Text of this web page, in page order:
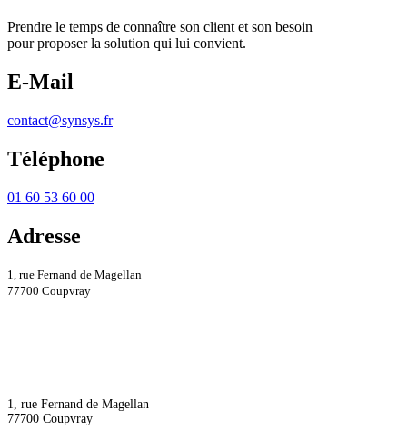
Prendre le temps de connaître son client et son besoin
pour proposer la solution qui lui convient.
E-Mail
contact@synsys.fr
Téléphone
01 60 53 60 00
Adresse
1, rue Fernand de Magellan
77700 Coupvray
1, rue Fernand de Magellan
77700 Coupvray